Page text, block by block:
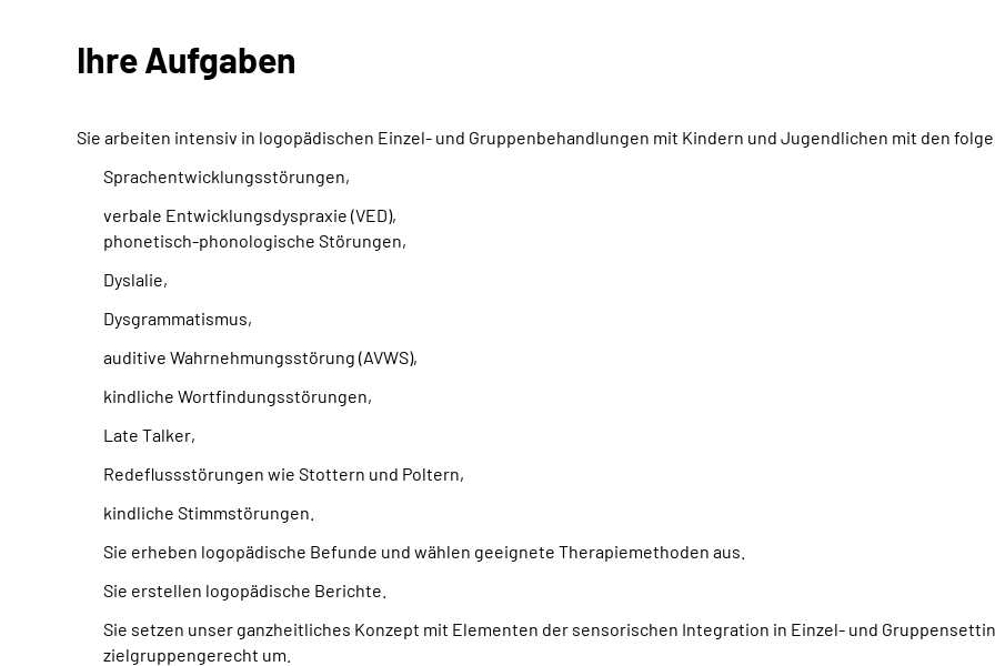
Ihre Aufgaben
Sie arbeiten intensiv in logopädischen Einzel- und Gruppenbehandlungen mit Kindern und Jugendlichen mit den
Sprachentwicklungsstörungen,
verbale Entwicklungsdyspraxie (VED),
phonetisch-phonologische Störungen,
Dyslalie,
Dysgrammatismus,
auditive Wahrnehmungsstörung (AVWS),
kindliche Wortfindungsstörungen,
Late Talker,
Redeflussstörungen wie Stottern und Poltern,
kindliche Stimmstörungen.
Sie erheben logopädische Befunde und wählen geeignete Therapiemethoden aus.
Sie erstellen logopädische Berichte.
Sie setzen unser ganzheitliches Konzept mit Elementen der sensorischen Integration in Einzel- und
zielgruppengerecht um.